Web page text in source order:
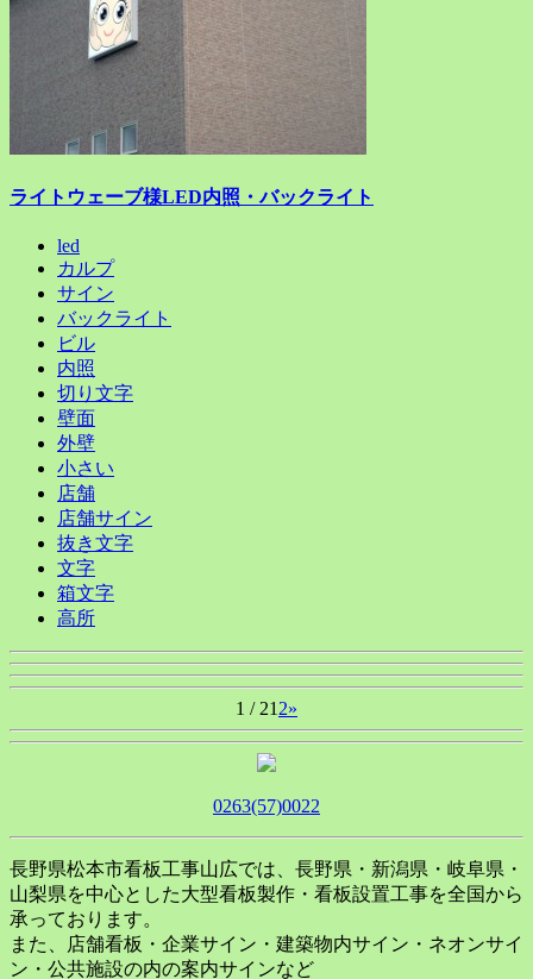
ライトウェーブ様LED内照・バックライト
led
カルプ
サイン
バックライト
ビル
内照
切り文字
壁面
外壁
小さい
店舗
店舗サイン
抜き文字
文字
箱文字
高所
1 / 21 2»
0263(57)0022
長野県松本市看板工事山広では、長野県・新潟県・岐阜県・
山梨県を中心とした大型看板製作・看板設置工事を全国から
承っております。
また、店舗看板・企業サイン・建築物内サイン・ネオンサイ
ン・公共施設の内の案内サインなど